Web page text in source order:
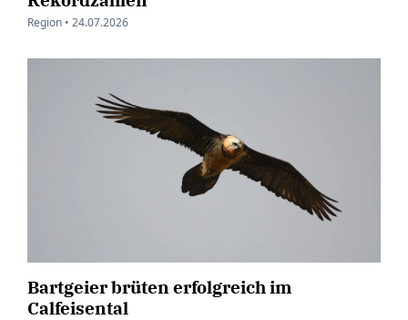
Region • 24.07.2026
Bartgeier brüten erfolgreich im
Calfeisental